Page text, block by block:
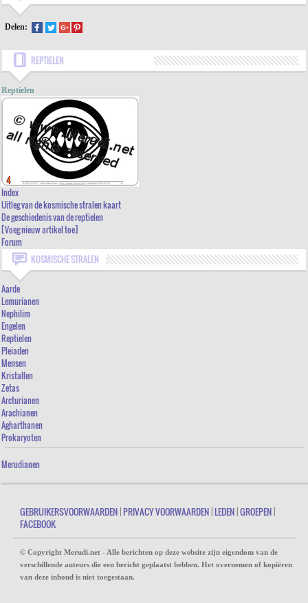
Delen:
REPTIELEN
UITLEG VAN DE KOSMISCHE STRALEN KAART
DE GESCHIEDENIS VAN DE REPTIELEN
[VOEG NIEUW ARTIKEL TOE]
FORUM
Reptielen
Index
Uitleg van de kosmische stralen kaart
De geschiedenis van de reptielen
[Voeg nieuw artikel toe]
Forum
KOSMISCHE STRALEN
Aarde
Lemurianen
Nephilim
Engelen
Reptielen
Pleiaden
Mensen
Kristallen
Zetas
Arcturianen
Arachianen
Agharthanen
Prokaryoten
Merudianen
GEBRUIKERSVOORWAARDEN |PRIVACY VOORWAARDEN |LEDEN |GROEPEN |
FACEBOOK
© Copyright Merudi.net - Alle berichten op deze website zijn eigendom van de
verschillende auteurs die een bericht geplaatst hebben. Het overnemen of kopiëren
van deze inhoud is niet toegestaan.